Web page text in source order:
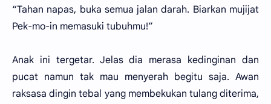
“Tahan napas, buka semua jalan darah. Biarkan mujijat
Pek-mo-in memasuki tubuhmu!”
Anak ini tergetar. Jelas dia merasa kedinginan dan
pucat namun tak mau menyerah begitu saja. Awan
raksasa dingin tebal yang membekukan tulang diterima,